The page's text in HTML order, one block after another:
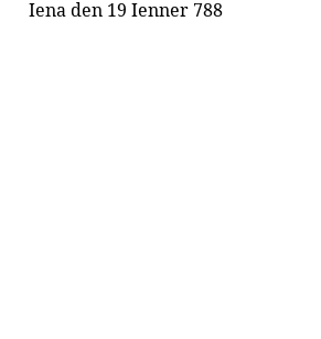
Iena den 19 Ienner 788